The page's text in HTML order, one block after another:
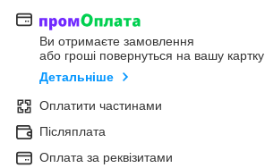
Ви отримаєте замовлення
або гроші повернуться на вашу картку
Детальніше
Оплатити частинами
Післяплата
Оплата за реквізитами